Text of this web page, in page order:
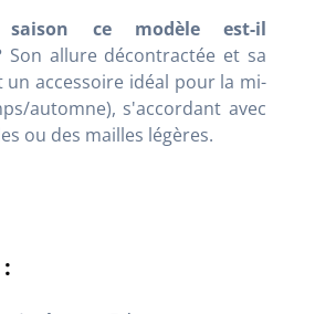
ce modèle est-il
Son allure décontractée et sa
un accessoire idéal pour la mi-
automne), s'accordant avec
ou des mailles légères.